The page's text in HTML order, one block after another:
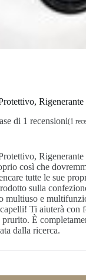
Rigenerante
di 1 recensioni(1
Rigenerante
così che
tutte le sue
sulla
multiuso e
Ti aiuterà con
È
dalla ricerca.